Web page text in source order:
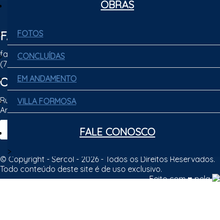
OBRAS
FOTOS
CONCLUÍDAS
EM ANDAMENTO
VILLA FORMOSA
FALE CONOSCO
OBRAS
FOTOS
CONCLUÍDAS
EM ANDAMENTO
VILLA FORMOSA
FALE CONOSCO
>
FALE CONOSCO
faleconosco@sercol.net
(79) 3301-5555
ONDE ESTAMOS
Rua Sônia Alves Lopes, 2772 - Coroa do Meio
Aracaju - SE | CEP: 49035-740
© Copyright - Sercol - 2026 - Todos os Direitos Reservados.
Todo conteúdo deste site é de uso exclusivo.
Feito com ♥ pela